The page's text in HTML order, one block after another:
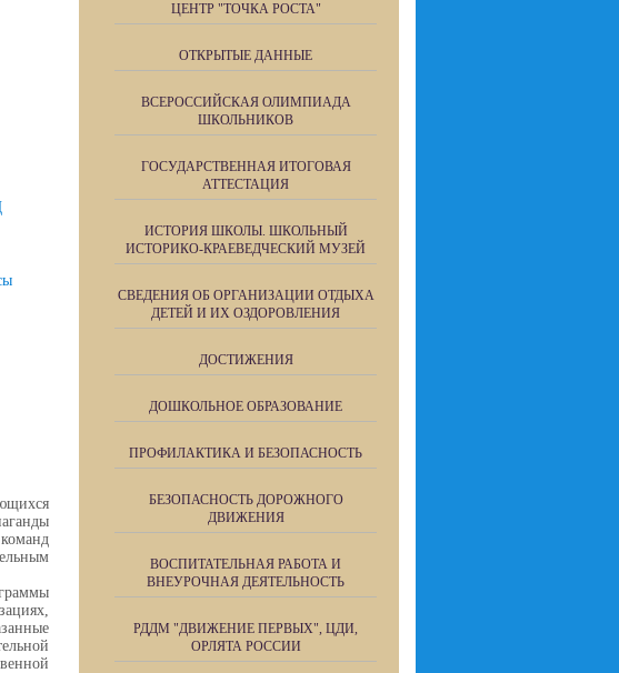
ЦЕНТР "ТОЧКА РОСТА"
ОТКРЫТЫЕ ДАННЫЕ
ВСЕРОССИЙСКАЯ ОЛИМПИАДА
ШКОЛЬНИКОВ
ГОСУДАРСТВЕННАЯ ИТОГОВАЯ
АТТЕСТАЦИЯ
ИСТОРИЯ ШКОЛЫ. ШКОЛЬНЫЙ
ИСТОРИКО-КРАЕВЕДЧЕСКИЙ МУЗЕЙ
СВЕДЕНИЯ ОБ ОРГАНИЗАЦИИ ОТДЫХА
ДЕТЕЙ И ИХ ОЗДОРОВЛЕНИЯ
ДОСТИЖЕНИЯ
ДОШКОЛЬНОЕ ОБРАЗОВАНИЕ
ПРОФИЛАКТИКА И БЕЗОПАСНОСТЬ
БЕЗОПАСНОСТЬ ДОРОЖНОГО
ДВИЖЕНИЯ
ВОСПИТАТЕЛЬНАЯ РАБОТА И
ВНЕУРОЧНАЯ ДЕЯТЕЛЬНОСТЬ
РДДМ "ДВИЖЕНИЕ ПЕРВЫХ", ЦДИ,
ОРЛЯТА РОССИИ